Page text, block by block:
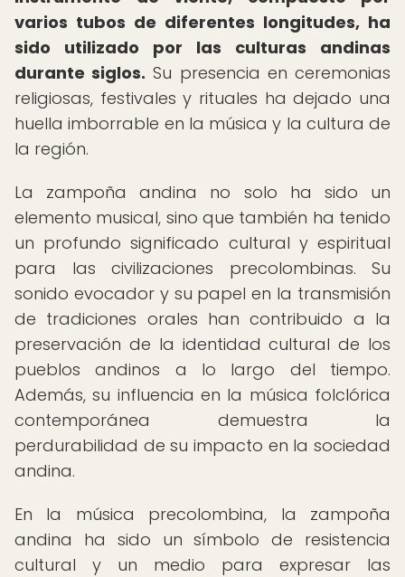
varios tubos de diferentes longitudes, ha
sido utilizado por las culturas andinas
durante siglos. Su presencia en ceremonias
religiosas, festivales y rituales ha dejado una
huella imborrable en la música y la cultura de
la región.
La zampoña andina no solo ha sido un
elemento musical, sino que también ha tenido
un profundo significado cultural y espiritual
para las civilizaciones precolombinas. Su
sonido evocador y su papel en la transmisión
de tradiciones orales han contribuido a la
preservación de la identidad cultural de los
pueblos andinos a lo largo del tiempo.
Además, su influencia en la música folclórica
contemporánea demuestra la
perdurabilidad de su impacto en la sociedad
andina.
En la música precolombina, la zampoña
andina ha sido un símbolo de resistencia
cultural y un medio para expresar las